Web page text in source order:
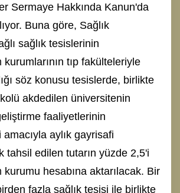
Sermaye Hakkında Kanun'da
Buna göre, Sağlık
sağlık tesislerinin
tıp fakülteleriyle
söz konusu tesislerde, birlikte
akdedilen üniversitenin
faaliyetlerinin
aylık gayrisafi
tahsil edilen tutarın yüzde 2,5'i
hesabına aktarılacak. Bir
fazla sağlık tesisi ile birlikte